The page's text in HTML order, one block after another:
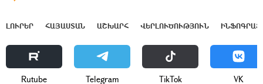
ԼՈՒՐԵՐ ՀԱՅԱՍՏԱՆ ԱՇԽԱՐՀ ՎԵՐԼՈՒԾՈՒԹՅՈՒՆ
Rutube Telegram ТikТоk VK